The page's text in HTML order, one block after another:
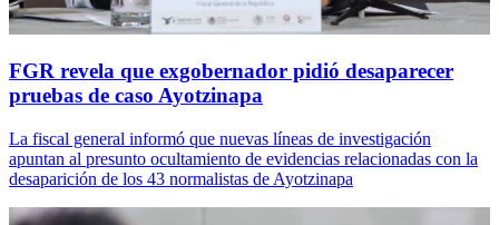
FGR revela que exgobernador pidió desaparecer
pruebas de caso Ayotzinapa
La fiscal general informó que nuevas líneas de investigación
apuntan al presunto ocultamiento de evidencias relacionadas con la
desaparición de los 43 normalistas de Ayotzinapa